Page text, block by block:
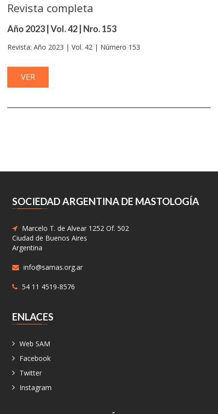
Revista completa
Año 2023 | Vol. 42 | Nro. 153
Revista: Año 2023 | Vol. 42 | Número 153
VER
SOCIEDAD ARGENTINA DE MASTOLOGÍA
Marcelo T. de Alvear 1252 Of. 502
Ciudad de Buenos Aires
Argentina
info@samas.org.ar
54 11 4519-8576
ENLACES
Web SAM
Facebook
Twitter
Instagram